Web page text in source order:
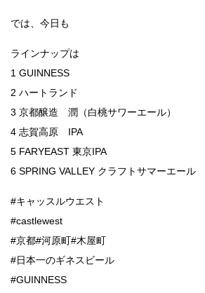
では、今日も
ラインナップは
1 GUINNESS
2 ハートランド
3 京都醸造 潤（白桃サワーエール）
4 志賀高原 IPA
5 FARYEAST 東京IPA
6 SPRING VALLEY クラフトサマーエール
#キャッスルウエスト
#castlewest
#京都#河原町#木屋町
#日本一のギネスビール
#GUINNESS